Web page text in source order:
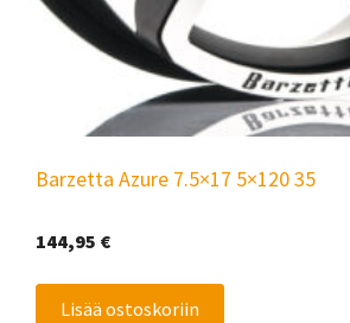
Barzetta Azure 7.5×17 5×120 35
144,95 €
Lisää ostoskoriin